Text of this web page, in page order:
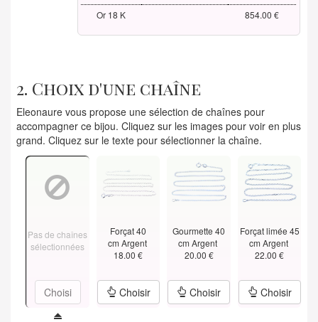
Or 18 K
854.00 €
2. Choix d'une chaîne
Eleonaure vous propose une sélection de chaînes pour
accompagner ce bijou. Cliquez sur les images pour voir en plus
grand. Cliquez sur le texte pour sélectionner la chaîne.
Pas de chaînes
sélectionnées
Choisi
Forçat 40
cm Argent
18.00 €
Choisir
Gourmette 40
cm Argent
20.00 €
Choisir
Forçat limée 45
cm Argent
22.00 €
Choisir